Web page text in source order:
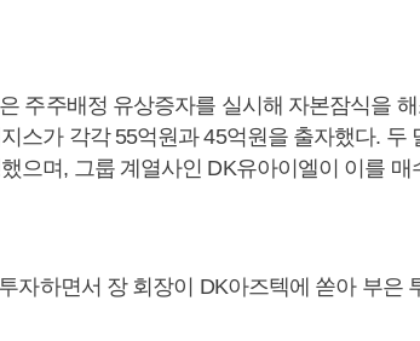
주주배정 유상증자를 실시해 자본잠식을
스가 각각 55억원과 45억원을 출자했다. 두
으며, 그룹 계열사인 DK유아이엘이 이를
자하면서 장 회장이 DK아즈텍에 쏟아 부은